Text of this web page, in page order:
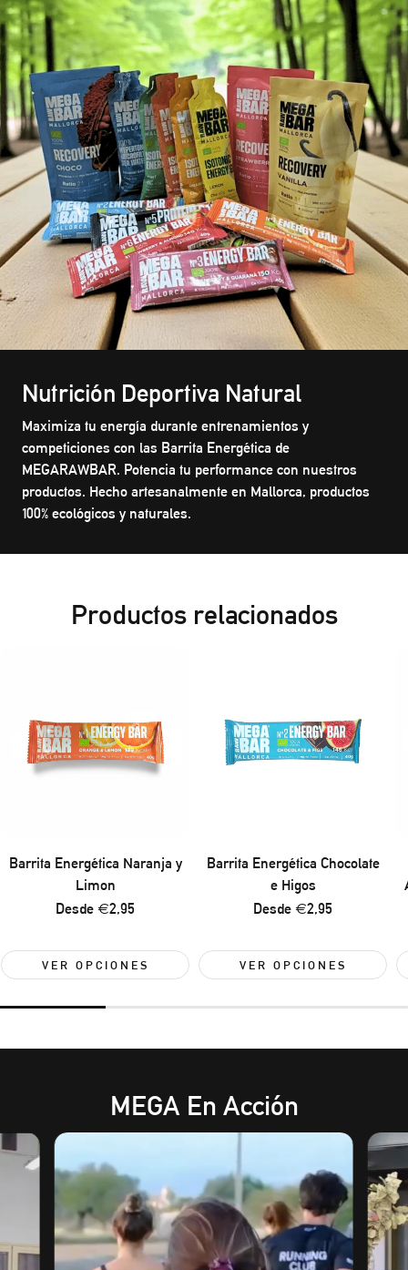
Nutrición Deportiva Natural
Maximiza tu energía durante entrenamientos y
competiciones con las Barrita Energética de
MEGARAWBAR. Potencia tu performance con nuestros
productos. Hecho artesanalmente en Mallorca, productos
100% ecológicos y naturales.
Productos relacionados
Barrita Energética Naranja y
Limon
Precio
Desde €2,95
VER OPCIONES
Barrita Energética Chocolate
e Higos
Precio
Desde €2,95
VER OPCIONES
MEGA En Acción